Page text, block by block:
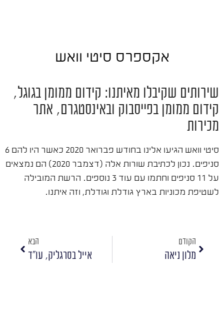
אקספרס סיטי וואש
שירותים שקיבלו מאיתנו: קידום ממומן בגוגל,
קידום ממומן בפייסבוק ובאינסטגרם, אתר
מכירות
סיטי וואש הגיעו אלינו בחודש פברואר 2020 כאשר היו להם 6
סניפים. נכון לכתיבת שורות אלה (דצמבר 2020) הם נמצאים
על 11 סניפים וחתמו עם עוד 3 נוספים. הרשת המובילה
לשטיפת מכוניות בארץ גודלת וגודלת, וזה איתנו.
הקודם
מלון ניאה
הבא
אייל בסרגליק, עו"ד